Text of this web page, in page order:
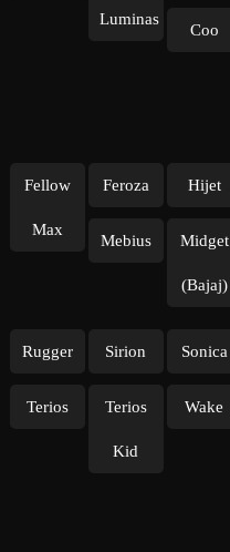
Luminas
Coo
Fellow
Max
Feroza Hijet
Mebius Midget
(Bajaj)
Rugger Sirion Sonica
Terios Terios
Kid
Wake